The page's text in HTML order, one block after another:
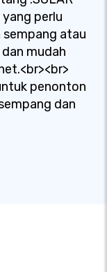
perlu
atau
mudah
penonton
dan